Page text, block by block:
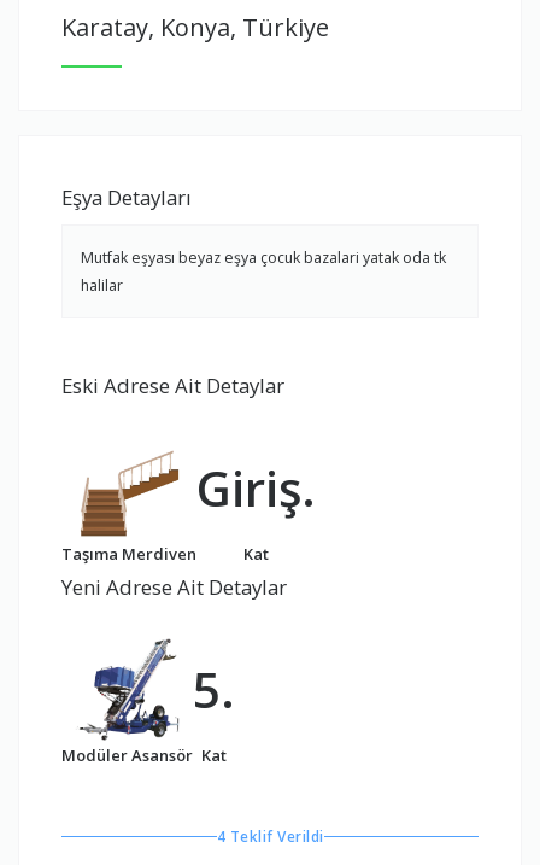
Karatay, Konya, Türkiye
Eşya Detayları
Mutfak eşyası beyaz eşya çocuk bazalari yatak oda tk
halilar
Eski Adrese Ait Detaylar
Taşıma Merdiven
Giriş.
Kat
Yeni Adrese Ait Detaylar
Modüler Asansör
5.
Kat
4 Teklif Verildi